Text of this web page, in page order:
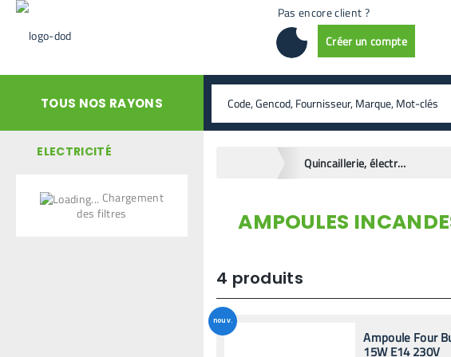
Pas encore client ?
Créer un compte
TOUS NOS RAYONS rechercher
ELECTRICITÉ
Chargement
des filtres
Quincaillerie, électricité et chauffage
retour en arrière
AMPOULES
4 produits
nouv.
Ampoule Four
15W E14 230V